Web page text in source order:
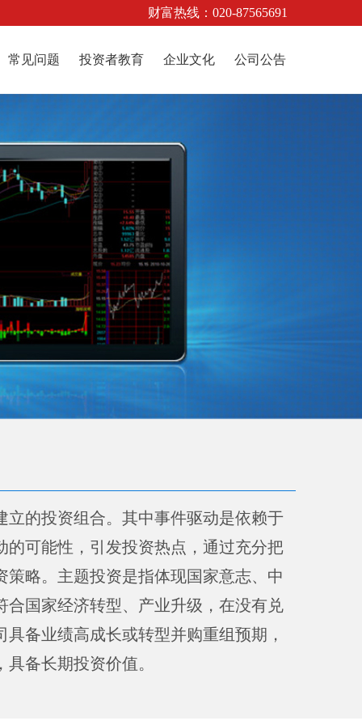
财富热线：020-87565691
常见问题 投资者教育 企业文化 公司公告
的投资组合。其中事件驱动是依赖于
可能性，引发投资热点，通过充分把
略。主题投资是指体现国家意志、中
国家经济转型、产业升级，在没有兑
备业绩高成长或转型并购重组预期，
备长期投资价值。